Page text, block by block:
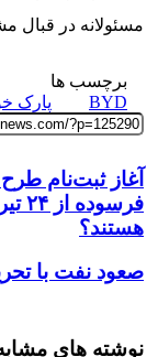
مسئولانه‌ در
برچسب ها
BYD
پارک
آغاز ثبت‌نام
هستند؟
صعود نفت با
نوشته های